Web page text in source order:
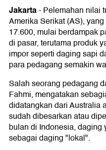
Jakarta-Pelemahan nilai
Amerika Serikat (AS),
17.600, mulai berdampak
di pasar, terutama produk
impor seperti daging sapi
para pedagang semakin
Salah seorang pedagang
Fahmi, mengatakan
didatangkan dari Australia
sudah dibesarkan atau
bulan di Indonesia,
sebagai daging "lokal".